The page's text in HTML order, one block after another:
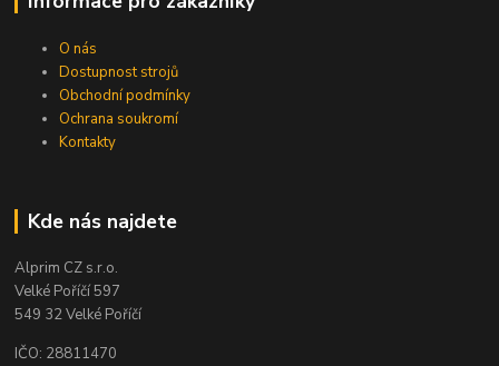
O nás
Dostupnost strojů
Obchodní podmínky
Ochrana soukromí
Kontakty
Kde nás najdete
Alprim CZ s.r.o.
Velké Poříčí 597
549 32 Velké Poříčí
IČO: 28811470